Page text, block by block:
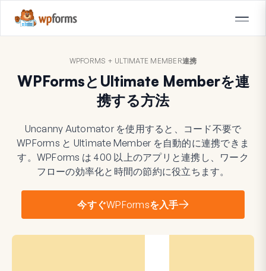
WPFORMS + ULTIMATE MEMBER連携
WPFormsとUltimate Memberを連
携する方法
Uncanny Automator を使用すると、コード不要で
WPForms と Ultimate Member を自動的に連携できま
す。WPForms は 400 以上のアプリと連携し、ワーク
フローの効率化と時間の節約に役立ちます。
今すぐWPFormsを入手